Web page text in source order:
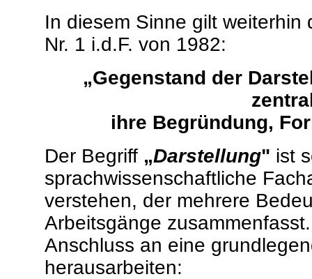
In diesem Sinne gilt weiterhin
Nr. 1 i.d.F. von 1982:
„Gegenstand der
ihre Begründung,
Der Begriff „Darstellung" ist
sprachwissenschaftliche
verstehen, der mehrere
Arbeitsgänge
Anschluss an eine
herausarbeiten: